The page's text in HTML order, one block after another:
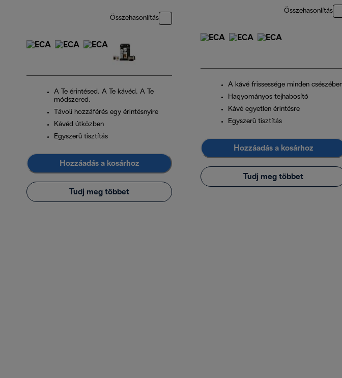
Összehasonlítás
A Te érintésed. A Te kávéd. A Te
módszered.
Távoli hozzáférés egy érintésnyire
Kávéd útközben
Egyszerű tisztítás
Hozzáadás a kosárhoz
Tudj meg többet
Összehasonlítás
A kávé frissessége minden
Hagyományos tejhabosító
Kávé egyetlen érintésre
Egyszerű tisztítás
Hozzáadás a kosárhoz
Tudj meg többet